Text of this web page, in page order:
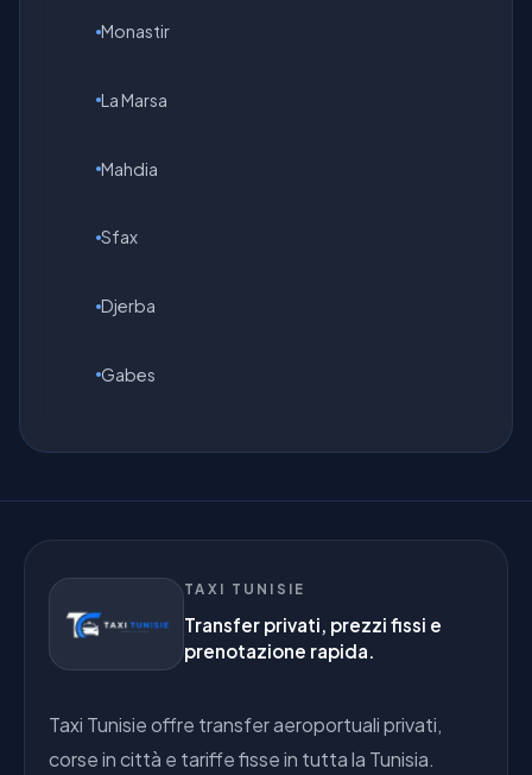
Monastir
La Marsa
Mahdia
Sfax
Djerba
Gabes
TAXI TUNISIE
Transfer privati, prezzi fissi e
prenotazione rapida.
Taxi Tunisie offre transfer aeroportuali privati,
corse in città e tariffe fisse in tutta la Tunisia.